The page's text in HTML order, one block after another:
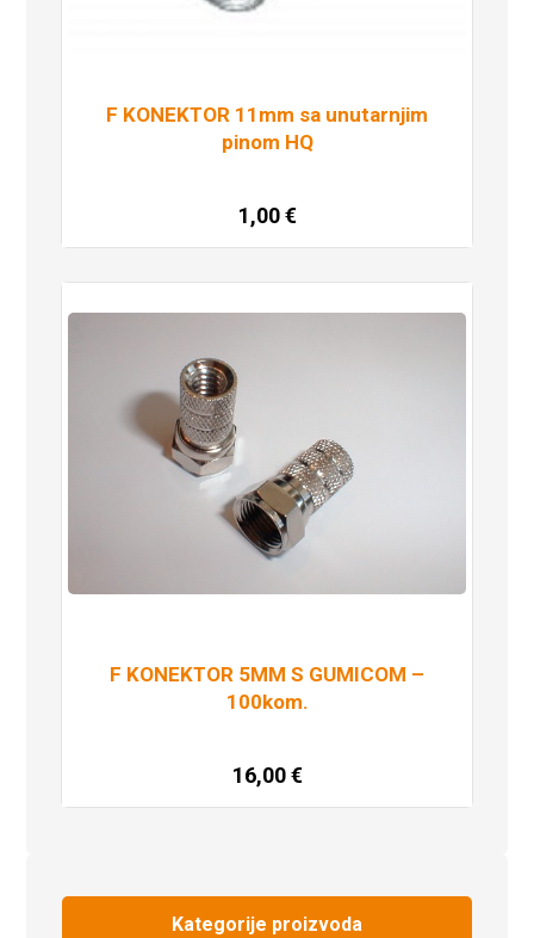
F KONEKTOR 11mm sa unutarnjim
pinom HQ
1,00€
Pročitaj više
F KONEKTOR 5MM S GUMICOM –
100kom.
16,00€
Dodaj u košaricu
Kategorije proizvoda